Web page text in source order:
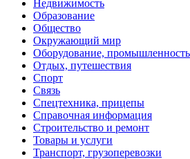
Недвижимость
Образование
Общество
Окружающий мир
Оборудование, промышленность
Отдых, путешествия
Спорт
Связь
Спецтехника, прицепы
Справочная информация
Строительство и ремонт
Товары и услуги
Транспорт, грузоперевозки